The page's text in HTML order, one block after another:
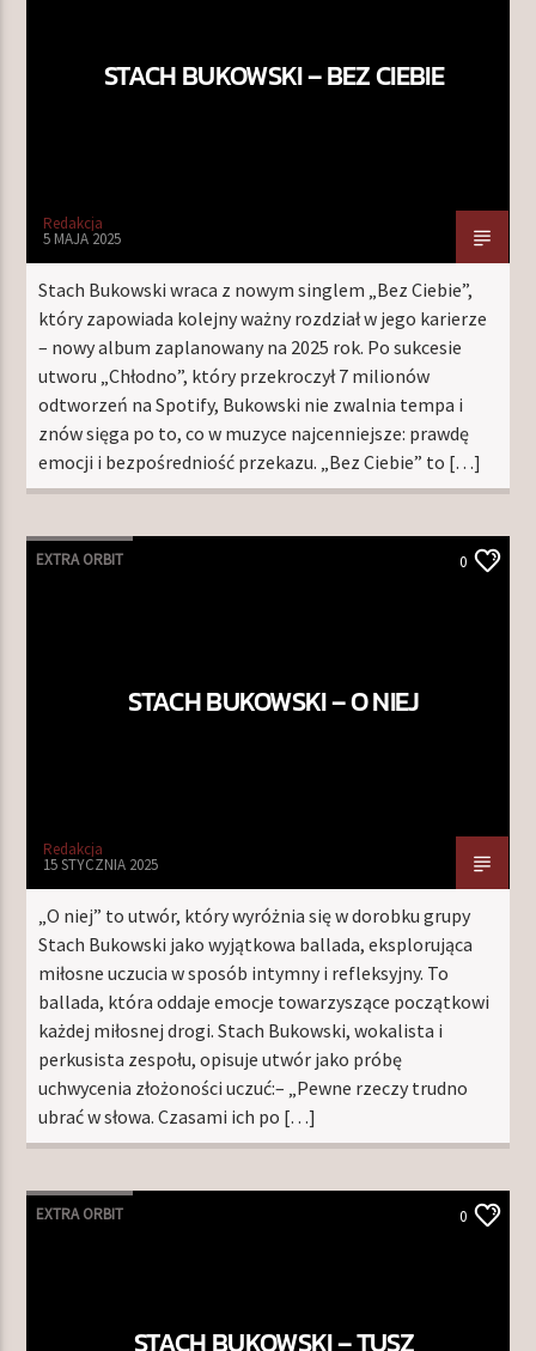
STACH BUKOWSKI – BEZ CIEBIE
Redakcja
5 MAJA 2025
Stach Bukowski wraca z nowym singlem „Bez Ciebie”,
który zapowiada kolejny ważny rozdział w jego karierze
– nowy album zaplanowany na 2025 rok. Po sukcesie
utworu „Chłodno”, który przekroczył 7 milionów
odtworzeń na Spotify, Bukowski nie zwalnia tempa i
znów sięga po to, co w muzyce najcenniejsze: prawdę
emocji i bezpośredniość przekazu. „Bez Ciebie” to […]
EXTRA ORBIT 0
STACH BUKOWSKI – O NIEJ
Redakcja
15 STYCZNIA 2025
„O niej” to utwór, który wyróżnia się w dorobku grupy
Stach Bukowski jako wyjątkowa ballada, eksplorująca
miłosne uczucia w sposób intymny i refleksyjny. To
ballada, która oddaje emocje towarzyszące początkowi
każdej miłosnej drogi. Stach Bukowski, wokalista i
perkusista zespołu, opisuje utwór jako próbę
uchwycenia złożoności uczuć:– „Pewne rzeczy trudno
ubrać w słowa. Czasami ich po […]
EXTRA ORBIT 0
STACH BUKOWSKI – TUSZ